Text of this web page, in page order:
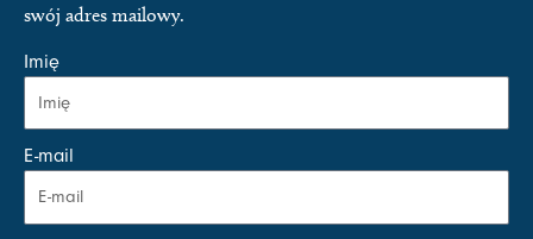
swój adres mailowy.
Imię
E-mail